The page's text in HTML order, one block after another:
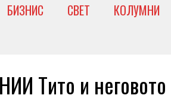
БИЗНИС СВЕТ КОЛУМНИ
Тито и